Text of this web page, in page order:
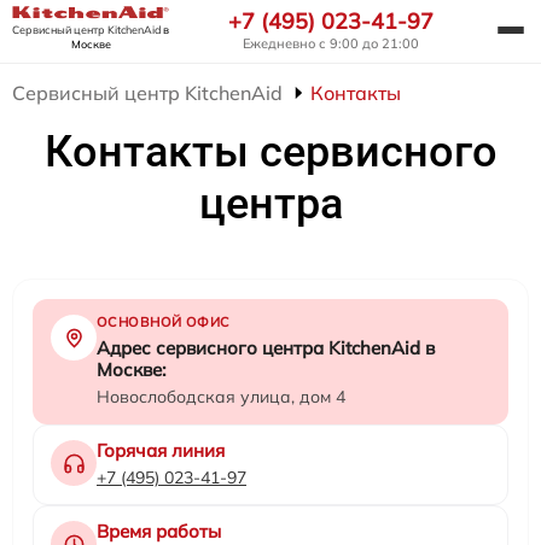
Сервисный центр KitchenAidв
Москве
+7 (495) 023-41-97
Ежедневно с 9:00 до 21:00
Сервисный центр KitchenAid Контакты
Контакты сервисного
центра
ОСНОВНОЙ ОФИС
Адрес сервисного центра KitchenAid в
Москве:
Новослободская улица, дом 4
Горячая линия
+7 (495) 023-41-97
Время работы